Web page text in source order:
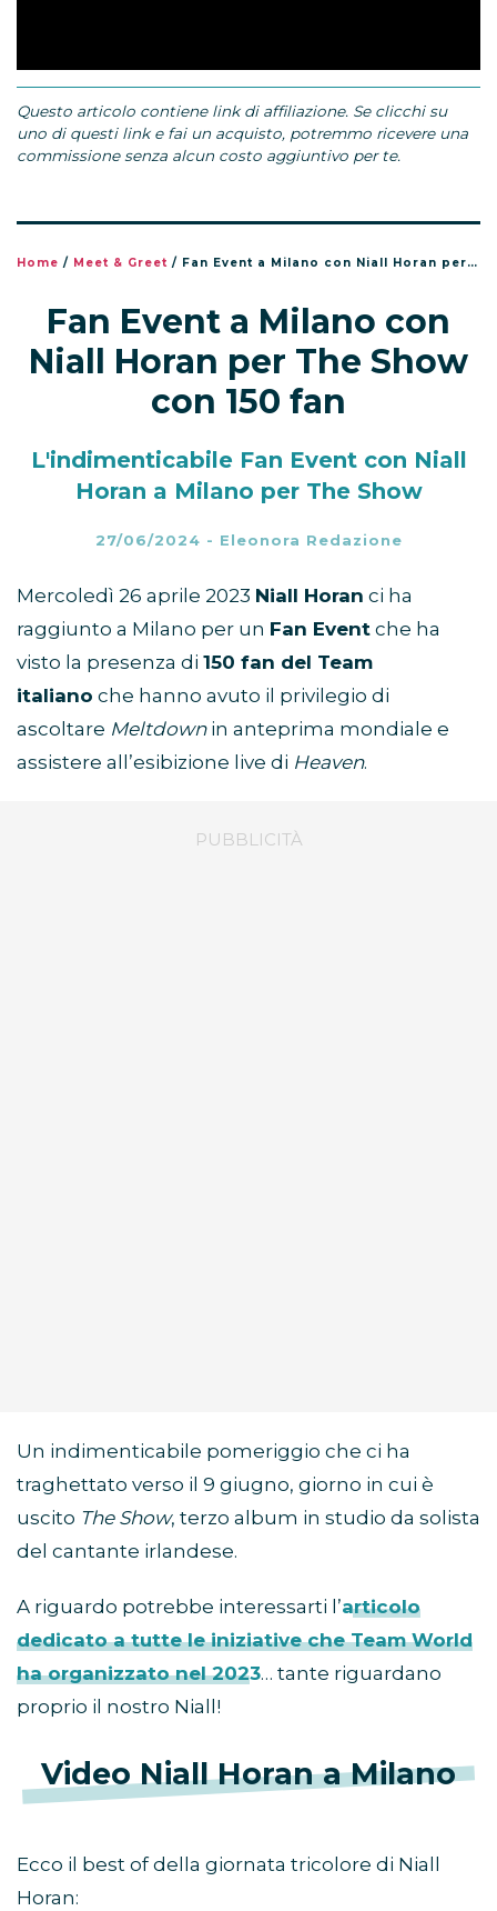
Questo articolo contiene link di affiliazione. Se clicchi su
uno di questi link e fai un acquisto, potremmo ricevere una
commissione senza alcun costo aggiuntivo per te.
Home / Meet & Greet / Fan Event a Milano con Niall Horan per The Show con 150 fan
Fan Event a Milano con
Niall Horan per The Show
con 150 fan
L'indimenticabile Fan Event con Niall
Horan a Milano per The Show
27/06/2024 - Eleonora Redazione
Mercoledì 26 aprile 2023 Niall Horan ci ha
raggiunto a Milano per un Fan Event che ha
visto la presenza di 150 fan del Team
italiano che hanno avuto il privilegio di
ascoltare Meltdownin anteprima mondiale e
assistere all’esibizione live di Heaven.
Un indimenticabile pomeriggio che ci ha
traghettato verso il 9 giugno, giorno in cui è
uscito The Show, terzo album in studio da solista
del cantante irlandese.
A riguardo potrebbe interessarti l’articolo
dedicato a tutte le iniziative che Team World
ha organizzato nel 2023… tante riguardano
proprio il nostro Niall!
Video Niall Horan a Milano
Ecco il best of della giornata tricolore di Niall
Horan: